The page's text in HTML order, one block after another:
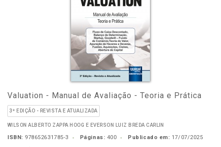
Valuation - Manual de Avaliação - Teoria e Prática
3ª EDIÇÃO - REVISTA E ATUALIZADA
WILSON ALBERTO ZAPPA HOOG E EVERSON LUIZ BREDA CARLIN
ISBN: 978652631785-3 Páginas: 400 Publicado em: 17/07/2025